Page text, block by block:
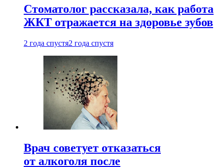
Стоматолог рассказала, как работа
ЖКТ отражается на здоровье зубов
2 года спустя2 года спустя
Врач советует отказаться
от алкоголя после